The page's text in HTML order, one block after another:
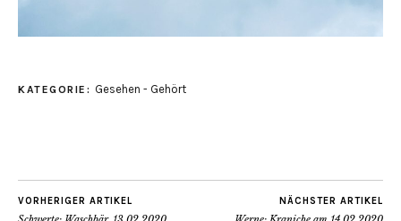
KATEGORIE: Gesehen - Gehört
VORHERIGER ARTIKEL NÄCHSTER ARTIKEL